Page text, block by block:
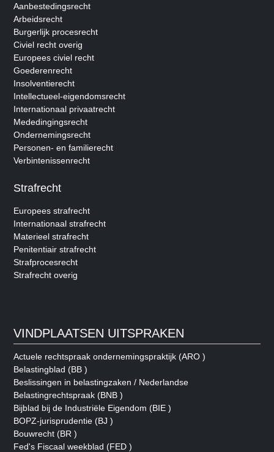
Aanbestedingsrecht
Arbeidsrecht
Burgerlijk procesrecht
Civiel recht overig
Europees civiel recht
Goederenrecht
Insolventierecht
Intellectueel-eigendomsrecht
Internationaal privaatrecht
Mededingingsrecht
Ondernemingsrecht
Personen- en familierecht
Verbintenissenrecht
Strafrecht
Europees strafrecht
Internationaal strafrecht
Materieel strafrecht
Penitentiair strafrecht
Strafprocesrecht
Strafrecht overig
VINDPLAATSEN UITSPRAKEN
Actuele rechtspraak ondernemingspraktijk (ARO )
Belastingblad (BB )
Beslissingen in belastingzaken / Nederlandse
Belastingrechtspraak (BNB )
Bijblad bij de Industriële Eigendom (BIE )
BOPZ-jurisprudentie (BJ )
Bouwrecht (BR )
Fed's Fiscaal weekblad (FED )